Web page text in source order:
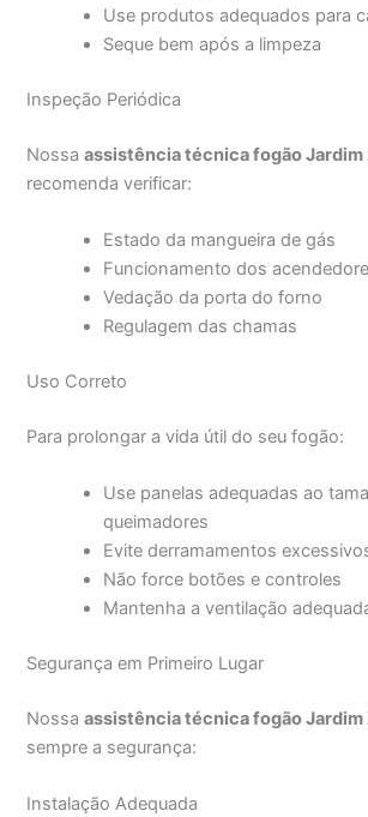
Use produtos adequados para
Seque bem após a limpeza
Inspeção Periódica
Nossaassistência técnica fogão Jardim
recomenda verificar:
Estado da mangueira de gás
Funcionamento dos
Vedação da porta do forno
Regulagem das chamas
Uso Correto
Para prolongar a vida útil do seu fogão:
Use panelas adequadas ao
queimadores
Evite derramamentos
Não force botões e controles
Mantenha a ventilação
Segurança em Primeiro Lugar
Nossaassistência técnica fogão Jardim
sempre a segurança:
Instalação Adequada